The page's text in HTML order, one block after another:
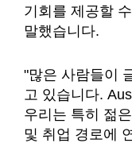
기회를 제공할
말했습니다.
"많은 사람들이
고 있습니다.
우리는 특히 젊
및 취업 경로에